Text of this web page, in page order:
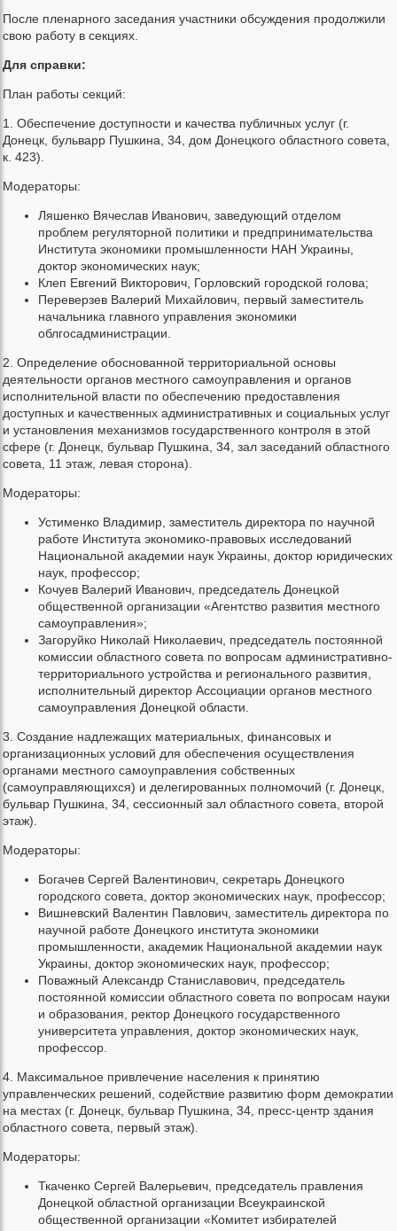
После пленарного заседания участники обсуждения продолжили
свою работу в секциях.
Для справки:
План работы секций:
1. Обеспечение доступности и качества публичных услуг (г.
Донецк, бульварр Пушкина, 34, дом Донецкого областного совета,
к. 423).
Модераторы:
Ляшенко Вячеслав Иванович, заведующий отделом
проблем регуляторной политики и предпринимательства
Института экономики промышленности НАН Украины,
доктор экономических наук;
Клеп Евгений Викторович, Горловский городской голова;
Переверзев Валерий Михайлович, первый заместитель
начальника главного управления экономики
облгосадминистрации.
2. Определение обоснованной территориальной основы
деятельности органов местного самоуправления и органов
исполнительной власти по обеспечению предоставления
доступных и качественных административных и социальных услуг
и установления механизмов государственного контроля в этой
сфере (г. Донецк, бульвар Пушкина, 34, зал заседаний областного
совета, 11 этаж, левая сторона).
Модераторы:
Устименко Владимир, заместитель директора по научной
работе Института экономико-правовых исследований
Национальной академии наук Украины, доктор юридических
наук, профессор;
Кочуев Валерий Иванович, председатель Донецкой
общественной организации «Агентство развития местного
самоуправления»;
Загоруйко Николай Николаевич, председатель постоянной
комиссии областного совета по вопросам административно-
территориального устройства и регионального развития,
исполнительный директор Ассоциации органов местного
самоуправления Донецкой области.
3. Создание надлежащих материальных, финансовых и
организационных условий для обеспечения осуществления
органами местного самоуправления собственных
(самоуправляющихся) и делегированных полномочий (г. Донецк,
бульвар Пушкина, 34, сессионный зал областного совета, второй
этаж).
Модераторы:
Богачев Сергей Валентинович, секретарь Донецкого
городского совета, доктор экономических наук, профессор;
Вишневский Валентин Павлович, заместитель директора по
научной работе Донецкого института экономики
промышленности, академик Национальной академии наук
Украины, доктор экономических наук, профессор;
Поважный Александр Станиславович, председатель
постоянной комиссии областного совета по вопросам науки
и образования, ректор Донецкого государственного
университета управления, доктор экономических наук,
профессор.
4. Максимальное привлечение населения к принятию
управленческих решений, содействие развитию форм демократии
на местах (г. Донецк, бульвар Пушкина, 34, пресс-центр здания
областного совета, первый этаж).
Модераторы:
Ткаченко Сергей Валерьевич, председатель правления
Донецкой областной организации Всеукраинской
общественной организации «Комитет избирателей